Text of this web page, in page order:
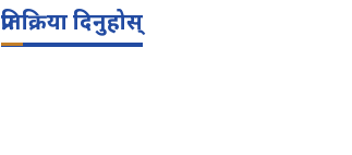
प्रतिक्रिया दिनुहोस्